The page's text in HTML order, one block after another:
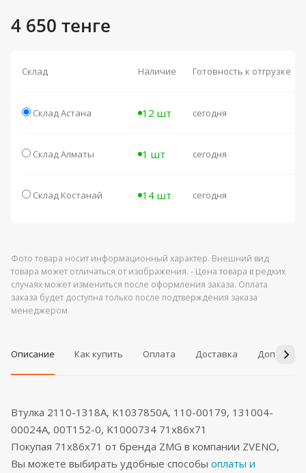
4 650 тенге
Склад Наличие Готовность к отгрузке
Склад Астана 12 шт сегодня
Склад Алматы 1 шт сегодня
Склад Костанай 14 шт сегодня
Фото товара носит информационный характер. Внешний вид
товара может отличаться от изображения. - Цена товара в редких
случаях может измениться после оформления заказа. Оплата
заказа будет доступна только после подтверждения заказа
менеджером
Описание Как купить Оплата Доставка
Втулка 2110-1318A, K1037850A, 110-00179, 131004-
00024A, 00T152-0, K1000734 71x86x71
Покупая 71x86x71 от бренда ZMG в компании ZVENO,
Вы можете выбирать удобные способы оплаты и